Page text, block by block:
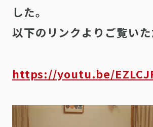
した。
以下のリンクよりご覧いた
https://youtu.be/